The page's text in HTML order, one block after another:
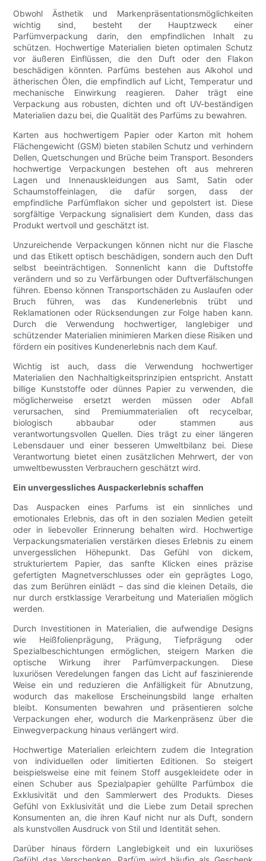
Obwohl Ästhetik und Markenpräsentationsmöglichkeiten
wichtig sind, besteht der Hauptzweck einer
Parfümverpackung darin, den empfindlichen Inhalt zu
schützen. Hochwertige Materialien bieten optimalen Schutz
vor äußeren Einflüssen, die den Duft oder den Flakon
beschädigen könnten. Parfüms bestehen aus Alkohol und
ätherischen Ölen, die empfindlich auf Licht, Temperatur und
mechanische Einwirkung reagieren. Daher trägt eine
Verpackung aus robusten, dichten und oft UV-beständigen
Materialien dazu bei, die Qualität des Parfüms zu bewahren.
Karten aus hochwertigem Papier oder Karton mit hohem
Flächengewicht (GSM) bieten stabilen Schutz und verhindern
Dellen, Quetschungen und Brüche beim Transport. Besonders
hochwertige Verpackungen bestehen oft aus mehreren
Lagen und Innenauskleidungen aus Samt, Satin oder
Schaumstoffeinlagen, die dafür sorgen, dass der
empfindliche Parfümflakon sicher und gepolstert ist. Diese
sorgfältige Verpackung signalisiert dem Kunden, dass das
Produkt wertvoll und geschätzt ist.
Unzureichende Verpackungen können nicht nur die Flasche
und das Etikett optisch beschädigen, sondern auch den Duft
selbst beeinträchtigen. Sonnenlicht kann die Duftstoffe
verändern und so zu Verfärbungen oder Duftverfälschungen
führen. Ebenso können Transportschäden zu Auslaufen oder
Bruch führen, was das Kundenerlebnis trübt und
Reklamationen oder Rücksendungen zur Folge haben kann.
Durch die Verwendung hochwertiger, langlebiger und
schützender Materialien minimieren Marken diese Risiken und
fördern ein positives Kundenerlebnis nach dem Kauf.
Wichtig ist auch, dass die Verwendung hochwertiger
Materialien den Nachhaltigkeitsprinzipien entspricht. Anstatt
billige Kunststoffe oder dünnes Papier zu verwenden, die
möglicherweise ersetzt werden müssen oder Abfall
verursachen, sind Premiummaterialien oft recycelbar,
biologisch abbaubar oder stammen aus
verantwortungsvollen Quellen. Dies trägt zu einer längeren
Lebensdauer und einer besseren Umweltbilanz bei. Diese
Verantwortung bietet einen zusätzlichen Mehrwert, der von
umweltbewussten Verbrauchern geschätzt wird.
Ein unvergessliches Auspackerlebnis schaffen
Das Auspacken eines Parfums ist ein sinnliches und
emotionales Erlebnis, das oft in den sozialen Medien geteilt
oder in liebevoller Erinnerung behalten wird. Hochwertige
Verpackungsmaterialien verstärken dieses Erlebnis zu einem
unvergesslichen Höhepunkt. Das Gefühl von dickem,
strukturiertem Papier, das sanfte Klicken eines präzise
gefertigten Magnetverschlusses oder ein geprägtes Logo,
das zum Berühren einlädt – das sind die kleinen Details, die
nur durch erstklassige Verarbeitung und Materialien möglich
werden.
Durch Investitionen in Materialien, die aufwendige Designs
wie Heißfolienprägung, Prägung, Tiefprägung oder
Spezialbeschichtungen ermöglichen, steigern Marken die
optische Wirkung ihrer Parfümverpackungen. Diese
luxuriösen Veredelungen fangen das Licht auf faszinierende
Weise ein und reduzieren die Anfälligkeit für Abnutzung,
wodurch das makellose Erscheinungsbild lange erhalten
bleibt. Konsumenten bewahren und präsentieren solche
Verpackungen eher, wodurch die Markenpräsenz über die
Einwegverpackung hinaus verlängert wird.
Hochwertige Materialien erleichtern zudem die Integration
von individuellen oder limitierten Editionen. So steigert
beispielsweise eine mit feinem Stoff ausgekleidete oder in
einen Schuber aus Spezialpapier gehüllte Parfümbox die
Exklusivität und den Sammlerwert des Produkts. Dieses
Gefühl von Exklusivität und die Liebe zum Detail sprechen
Konsumenten an, die ihren Kauf nicht nur als Duft, sondern
als kunstvollen Ausdruck von Stil und Identität sehen.
Darüber hinaus fördern Langlebigkeit und ein luxuriöses